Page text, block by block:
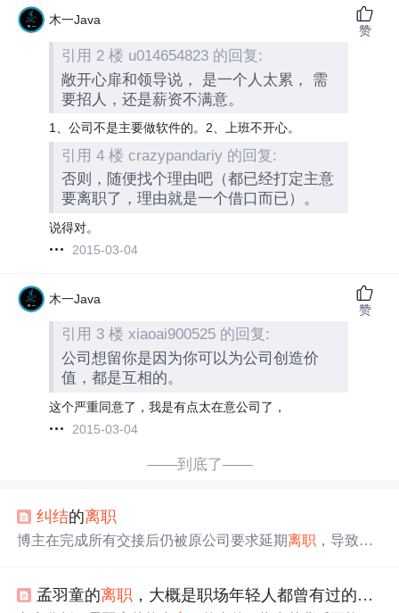
木一Java
引用 2 楼 u014654823 的回复:
敞开心扉和领导说， 是一个人太累， 需
要招人，还是薪资不满意。
1、公司不是主要做软件的。2、上班不开心。
引用 4 楼 crazypandariy 的回复:
否则，随便找个理由吧（都已经打定主意
要离职了，理由就是一个借口而已）。
说得对。
2015-03-04
赞
木一Java
引用 3 楼 xiaoai900525 的回复:
公司想留你是因为你可以为公司创造价
值，都是互相的。
这个严重同意了，我是有点太在意公司了，
2015-03-04
赞
——到底了——
纠结的离职
博主在完成所有交接后仍被原公司要求延期离职 ，导致无
孟羽童的离职 ，大概是职场年轻人都曾有过的纠结